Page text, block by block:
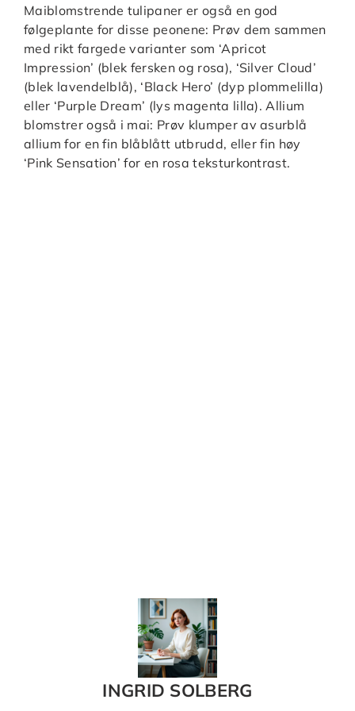
Maiblomstrende tulipaner er også en god
følgeplante for disse peonene: Prøv dem sammen
med rikt fargede varianter som ‘Apricot
Impression’ (blek fersken og rosa), ‘Silver Cloud’
(blek lavendelblå), ‘Black Hero’ (dyp plommelilla)
eller ‘Purple Dream’ (lys magenta lilla). Allium
blomstrer også i mai: Prøv klumper av asurblå
allium for en fin blåblått utbrudd, eller fin høy
‘Pink Sensation’ for en rosa teksturkontrast.
INGRID SOLBERG